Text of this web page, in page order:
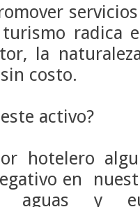
radica
la
costo.
activo?
hotelero
en
aguas y